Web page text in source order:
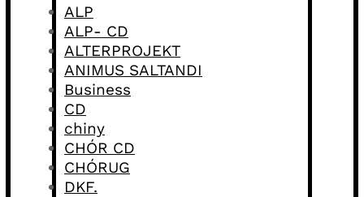
ALP
ALP- CD
ALTERPROJEKT
ANIMUS SALTANDI
Business
CD
chiny
CHÓR CD
CHÓRUG
DKF.